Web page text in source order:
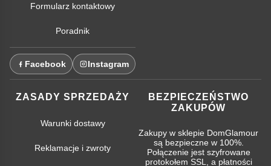
Formularz kontaktowy
Poradnik
Facebook Instagram
ZASADY SPRZEDAŻY
Warunki dostawy
Reklamacje i zwroty
BEZPIECZEŃSTWO
ZAKUPÓW
Zakupy w sklepie DomGlamour
są bezpieczne w 100%.
Połączenie jest szyfrowane
protokołem SSL, a płatności